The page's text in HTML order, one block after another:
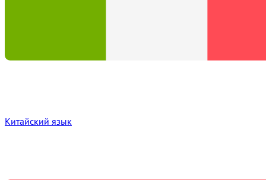
Китайский язык